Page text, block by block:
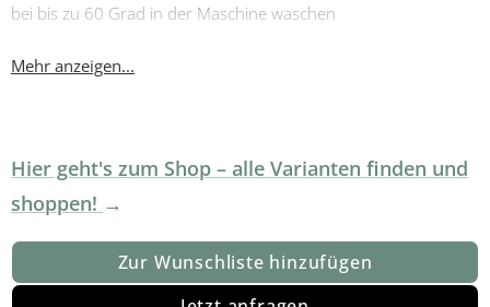
bei bis zu 60 Grad in der Maschine waschen
zwei Griffe auf jeder Seite machen das Wenden zum Kinderspiel
transportierende Vakuum-Rollenverpackung - nach 48 Stunden
hat sich die Matratze komplett entfaltet
Lattenrostrahmenmit anthrazitfarbenen Außenholmen und
Mehr anzeigen...
Hier geht's zum Shop – alle Varianten finden und
shoppen!
Zur Wunschliste hinzufügen